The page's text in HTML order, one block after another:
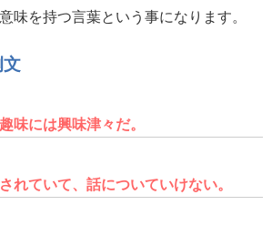
味を持つ言葉という事になります。
文
味には興味津々だ。
れていて、話についていけない。